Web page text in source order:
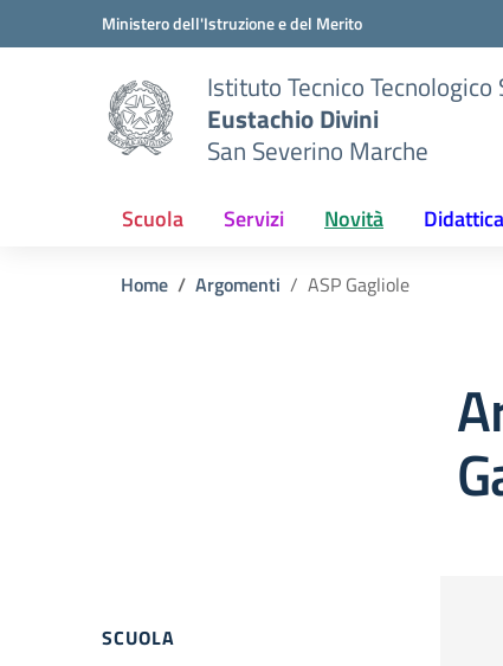
Vai ai contenuti
Vai al menu di navigazioneMinistero dell'Istruzione e del Merito
Istituto Tecnico Tecnologico
Eustachio Divini
San Severino Marche
Scuola Servizi Novità Didattica
Home Argomenti ASP Gagliole
SCUOLA